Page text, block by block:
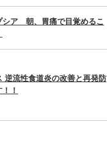
シア 朝、胃痛で目覚めるこ
逆流性食道炎の改善と再発防
！